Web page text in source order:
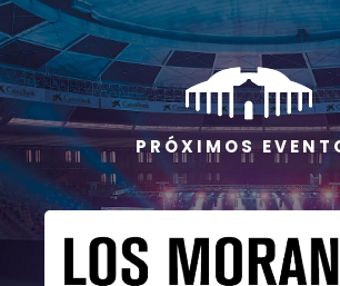
P R Ó X I M O S E V E N T